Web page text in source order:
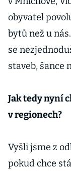
obyvatel
bytů než u
se
staveb, šance
Jak tedy nyní
v regionech?
Vyšli jsme z
pokud chce